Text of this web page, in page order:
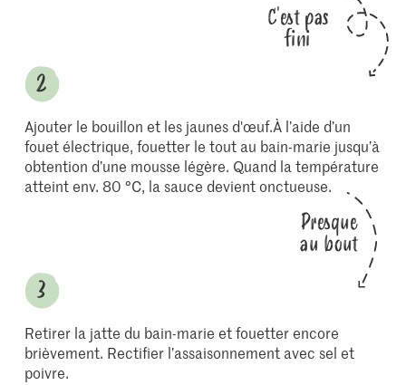
C'est pas
fini
Ajouter le bouillon et les jaunes d'œuf.À l’aide d’un
fouet électrique, fouetter le tout au bain-marie jusqu’à
obtention d’une mousse légère. Quand la température
atteint env. 80 °C, la sauce devient onctueuse.
Presque
au bout
Retirer la jatte du bain-marie et fouetter encore
brièvement. Rectifier l’assaisonnement avec sel et
poivre.